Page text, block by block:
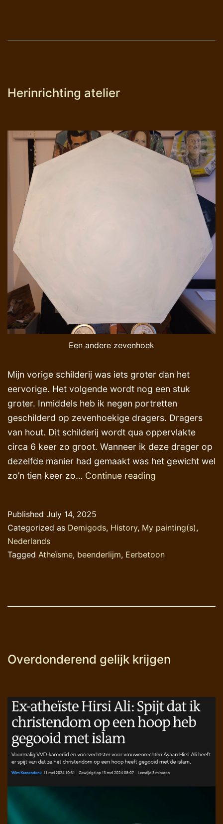
Herinrichting atelier
Een andere zevenhoek
Mijn vorige schilderij was iets groter dan het
eervorige. Het volgende wordt nog een stuk
groter. Inmiddels heb ik negen portretten
geschilderd op zevenhoekige dragers. Dragers
van hout. Dit schilderij wordt qua oppervlakte
circa 6 keer zo groot. Wanneer ik deze drager op
dezelfde manier had gemaakt was het gewicht wel
zo’n tien keer zo… Continue reading
Published July 14, 2025
Categorized as Demigods, History, My painting(s),
Nederlands
Tagged Atheïsme, beenderlijm, Eerbetoon
Overdonderend gelijk krijgen